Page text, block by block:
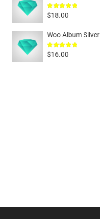
Bewertet mit
$18.00
Woo Album Silver
Bewertet mit
$16.00